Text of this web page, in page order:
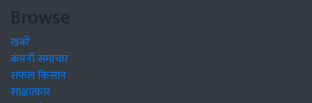
Browse
खबरें
कंपनी समाचार
सफल किसान
साक्षात्कार